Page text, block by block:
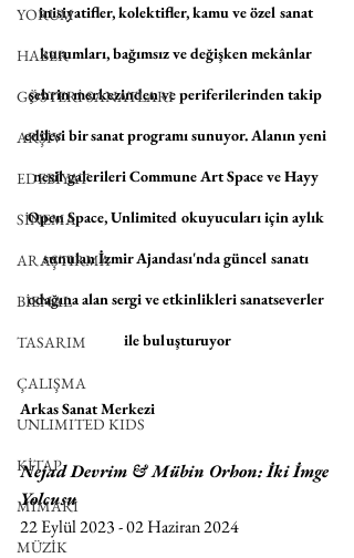
YORUM
HABER
GÖSTERİ SANATLARI
ARŞİV
EDEBİYAT
SİNEMA
ARAŞTIRMA
BİENAL
TASARIM
ÇALIŞMA
UNLIMITED KIDS
KİTAP
MİMARİ
MÜZİK
inisiyatifler, kolektifler, kamu ve özel sanat
kurumları, bağımsız ve değişken mekânlar
şehrin merkezinden ve periferilerinden takip
edilesi bir sanat programı sunuyor. Alanın yeni
nesil galerileri Commune Art Space ve Hayy
Open Space, Unlimited okuyucuları için aylık
sunulan İzmir Ajandası'nda güncel sanatı
odağına alan sergi ve etkinlikleri sanatseverler
ile buluşturuyor
Arkas Sanat Merkezi
Nejad Devrim & Mübin Orhon: İki İmge
Yolcusu
22 Eylül 2023 - 02 Haziran 2024